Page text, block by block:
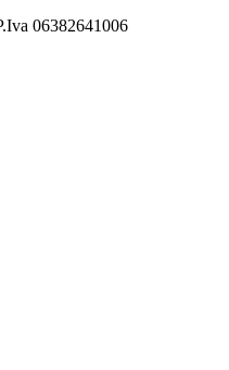
06382641006